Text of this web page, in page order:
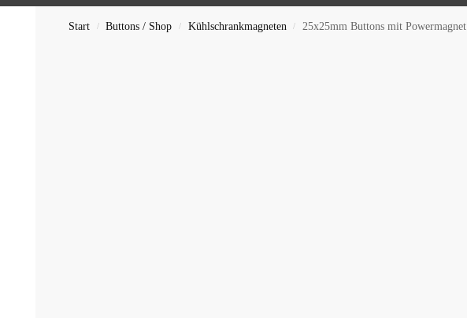
Start / Buttons / Shop / Kühlschrankmagneten / 25x25mm Buttons mit Powermagnet